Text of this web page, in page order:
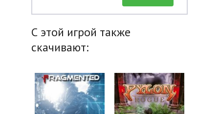
С этой игрой также
скачивают: